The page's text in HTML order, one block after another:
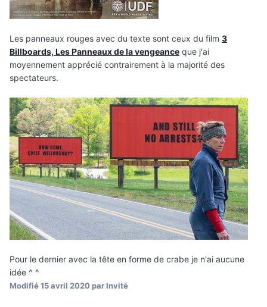
Les panneaux rouges avec du texte sont ceux du film 3
Billboards, Les Panneaux de la vengeance que j'ai
moyennement apprécié contrairement à la majorité des
spectateurs.
Pour le dernier avec la tête en forme de crabe je n'ai aucune
idée ^ ^
Modifié15 avril 2020par Invité